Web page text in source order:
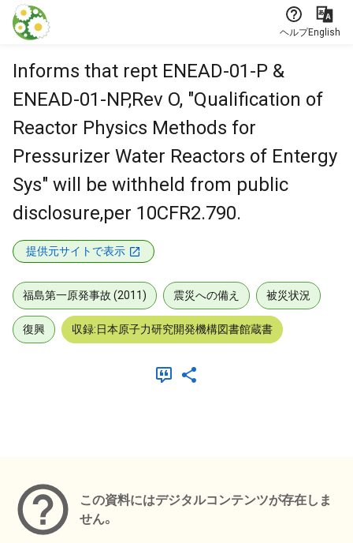
本文に飛ぶ
ヘルプEnglish
Informs that rept ENEAD-01-P &
ENEAD-01-NP,Rev O, "Qualification of
Reactor Physics Methods for
Pressurizer Water Reactors of Entergy
Sys" will be withheld from public
disclosure,per 10CFR2.790.
提供元サイトで表示
福島第一原発事故 (2011) 震災への備え 被災状況
復興 収録:日本原子力研究開発機構図書館蔵書
この資料にはデジタルコンテンツが存在しま
せん。